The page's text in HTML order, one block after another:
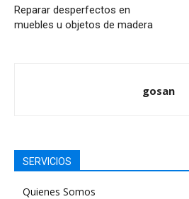
Reparar desperfectos en
muebles u objetos de madera
gosan
SERVICIOS
Quienes Somos